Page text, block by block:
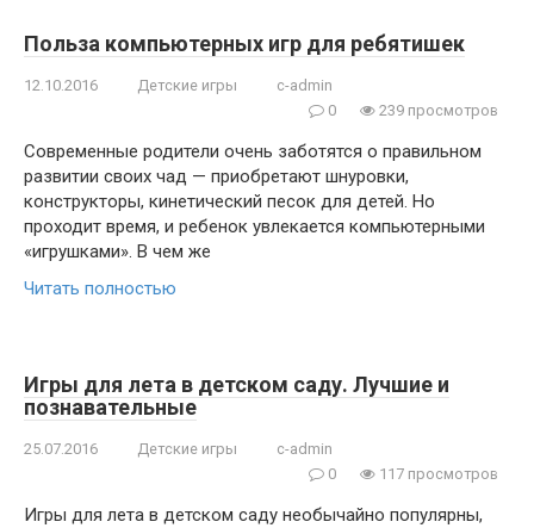
Польза компьютерных игр для ребятишек
12.10.2016 Детские игры
c-admin
0
239 просмотров
Современные родители очень заботятся о правильном
развитии своих чад — приобретают шнуровки,
конструкторы, кинетический песок для детей. Но
проходит время, и ребенок увлекается компьютерными
«игрушками». В чем же
Читать полностью
Игры для лета в детском саду. Лучшие и
познавательные
25.07.2016 Детские игры
c-admin
0
117 просмотров
Игры для лета в детском саду необычайно популярны,